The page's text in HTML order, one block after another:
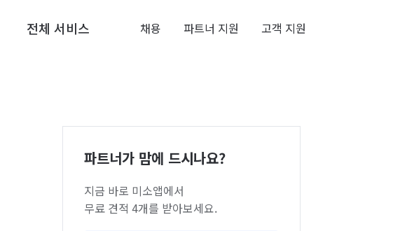
전체 서비스 채용 파트너 지원 고객 지원
파트너가 맘에 드시나요?
지금 바로 미소앱에서
무료 견적 4개를 받아보세요.